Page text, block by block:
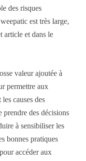
des risques
est très large,
article et dans le
valeur ajoutée à
permettre aux
causes des
prendre des décisions
à sensibiliser les
bonnes pratiques
accéder aux